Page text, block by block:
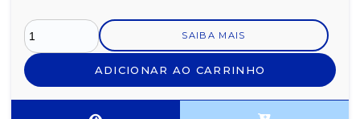
SAIBA MAIS
ADICIONAR AO CARRINHO